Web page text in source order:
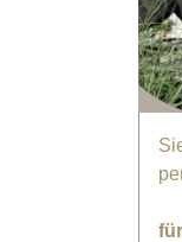
für